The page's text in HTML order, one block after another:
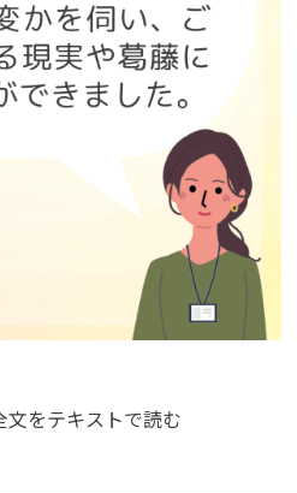
文をテキストで読む